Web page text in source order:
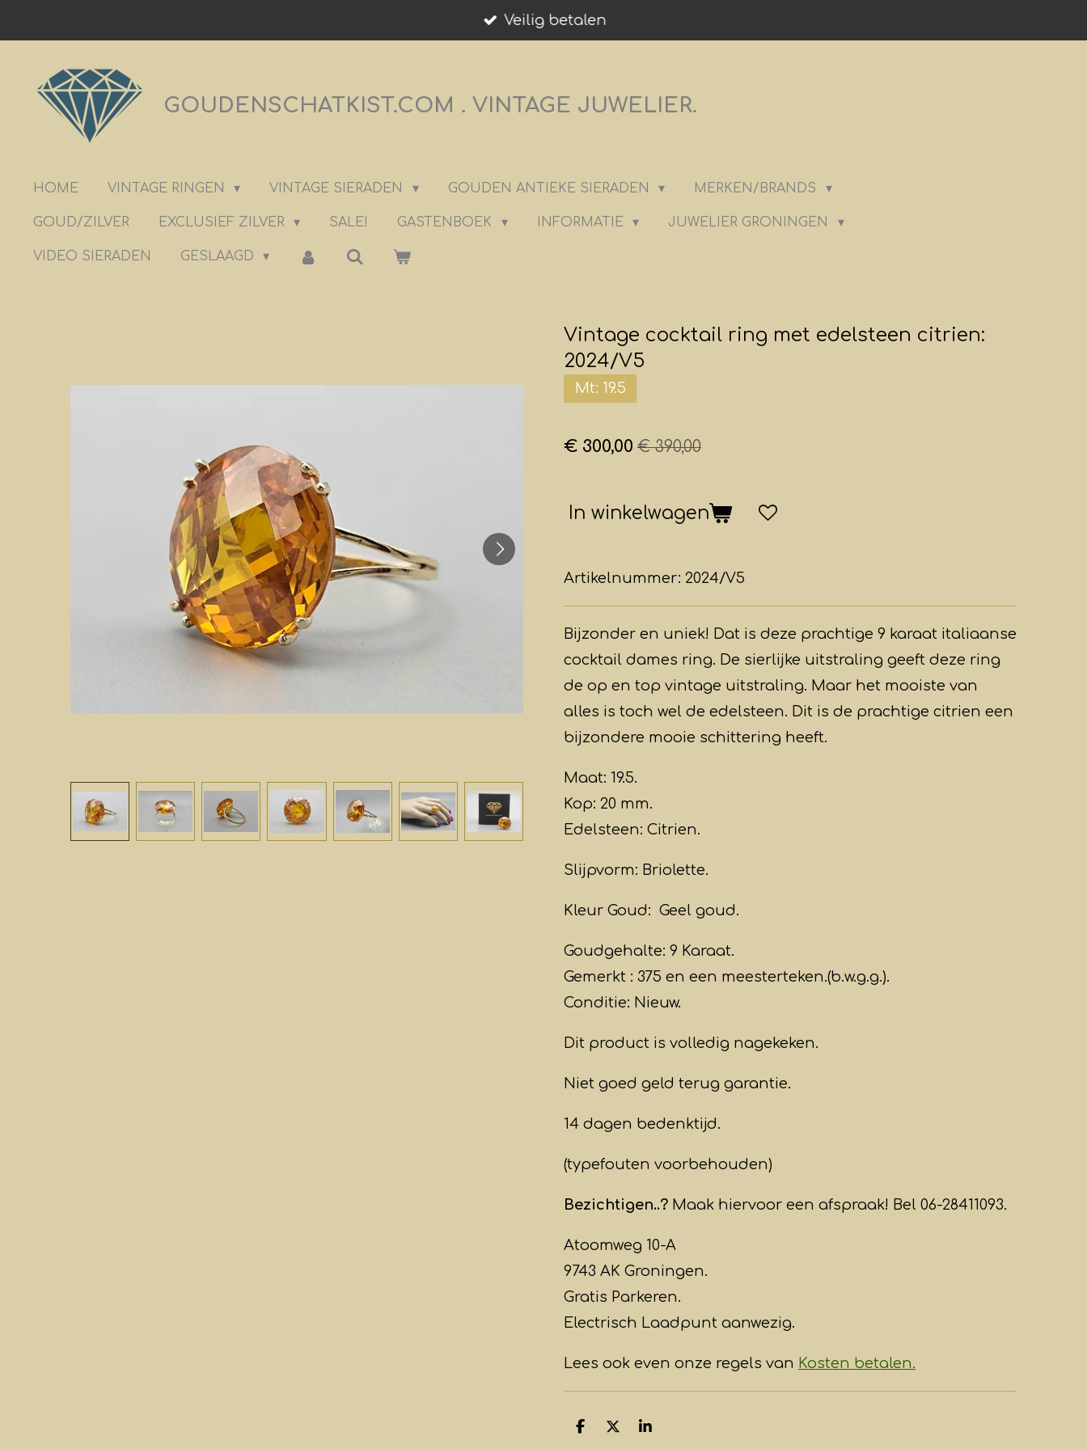
hoofdinhoud
Veilig betalen
GOUDENSCHATKIST.COM . VINTAGE JUWELIER.
HOME VINTAGE RINGEN VINTAGE SIERADEN GOUDEN ANTIEKE SIERADEN MERKEN/BRANDS
GOUD/ZILVER EXCLUSIEF ZILVER SALE! GASTENBOEK INFORMATIE JUWELIER GRONINGEN
VIDEO SIERADEN GESLAAGD
Vintage cocktail ring met edelsteen citrien:
2024/V5
Mt: 19.5
€ 300,00 € 390,00
In winkelwagen
Artikelnummer: 2024/V5
Bijzonder en uniek! Dat is deze prachtige 9 karaat italiaanse
cocktail dames ring. De sierlijke uitstraling geeft deze ring
de op en top vintage uitstraling. Maar het mooiste van
alles is toch wel de edelsteen. Dit is de prachtige citrien een
bijzondere mooie schittering heeft.
Maat: 19.5.
Kop: 20 mm.
Edelsteen: Citrien.
Slijpvorm: Briolette.
Kleur Goud: Geel goud.
Goudgehalte: 9 Karaat.
Gemerkt : 375 en een meesterteken.(b.w.g.g.).
Conditie: Nieuw.
Dit product is volledig nagekeken.
Niet goed geld terug garantie.
14 dagen bedenktijd.
(typefouten voorbehouden)
Bezichtigen..? Maak hiervoor een afspraak! Bel 06-28411093.
Atoomweg 10-A
9743 AK Groningen.
Gratis Parkeren.
Electrisch Laadpunt aanwezig.
Lees ook even onze regels van Kosten betalen.
D
D
S